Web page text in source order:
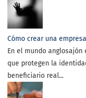
Cómo crear una
En el mundo
que protegen la
beneficiario real...